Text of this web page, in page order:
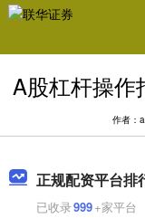
A股杠杆操作
作者：
正规配资平台排
已收录999+家平台